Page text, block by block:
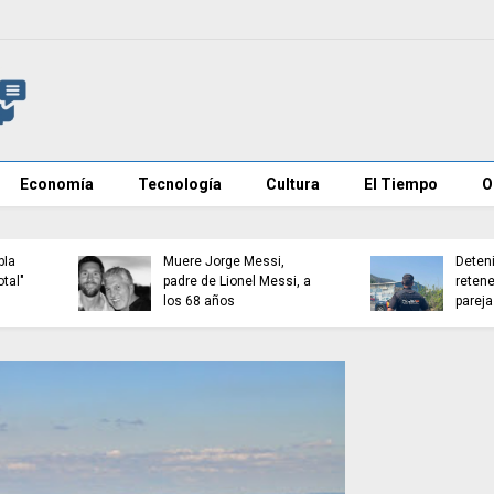
Economía Tecnología Cultura El Tiempo
Sánchez refuerza la
seguridad en La Mareta y
confisca móviles
El Cifas alertó de un
posible asalto a Ceuta
tres días antes